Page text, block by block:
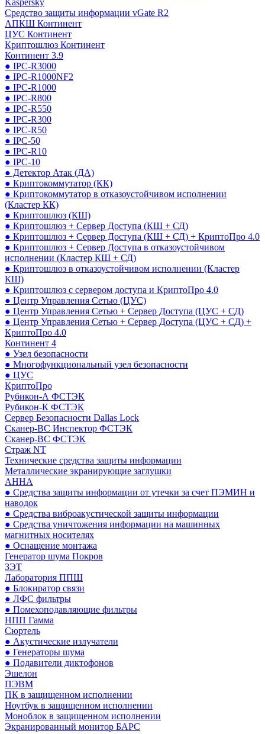
Средство защиты информации vGate R2
АПКШ Континент
ЦУС Континент
Криптошлюз Континент
Континент 3.9
● IPC-R3000
● IPC-R1000NF2
● IPC-R1000
● IPC-R800
● IPC-R550
● IPC-R300
● IPC-R50
● IPC-50
● IPC-R10
● IPC-10
● Детектор Атак (ДА)
● Криптокоммутатор (КК)
● Криптокоммутатор в отказоустойчивом исполнении
(Кластер КК)
● Криптошлюз (КШ)
● Криптошлюз + Сервер Доступа (КШ + СД)
● Криптошлюз + Сервер Доступа (КШ + СД) + КриптоПро 4.0
● Криптошлюз + Сервер Доступа в отказоустойчивом
исполнении (Кластер КШ + СД)
● Криптошлюз в отказоустойчивом исполнении (Кластер
КШ)
● Криптошлюз с сервером доступа и КриптоПро 4.0
● Центр Управления Сетью (ЦУС)
● Центр Управления Сетью + Сервер Доступа (ЦУС + СД)
● Центр Управления Сетью + Сервер Доступа (ЦУС + СД) +
КриптоПро 4.0
Континент 4
● Узел безопасности
● Многофункциональный узел безопасности
● ЦУС
КриптоПро
Рубикон-А ФСТЭК
Рубикон-К ФСТЭК
Сервер Безопасности Dallas Lock
Сканер-ВС Инспектор ФСТЭК
Сканер-ВС ФСТЭК
Страж NT
Технические средства защиты информации
Металлические экранирующие заглушки
АННА
● Средства защиты информации от утечки за счет ПЭМИН и
наводок
● Средства виброакустической защиты информации
● Средства уничтожения информации на машинных
магнитных носителях
● Оснащение монтажа
Генератор шума Покров
ЗЭТ
Лаборатория ППШ
● Блокиратор связи
● ЛФС фильтры
● Помехоподавляющие фильтры
НПП Гамма
Сюртель
● Акустические излучатели
● Генераторы шума
● Подавители диктофонов
Эшелон
ПЭВМ
ПК в защищенном исполнении
Ноутбук в защищенном исполнении
Моноблок в защищенном исполнении
Экранированный монитор БАРС